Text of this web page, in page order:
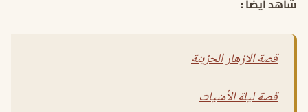
قصة الازهار الحزينة
قصة ليلة الأمنيات